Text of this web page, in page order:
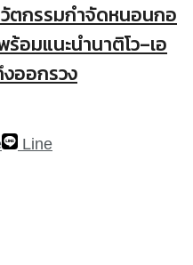
วัตกรรมกำจัดหนอนกอ
อมแนะนำนาติโว–เอ
ออกรวง
Line